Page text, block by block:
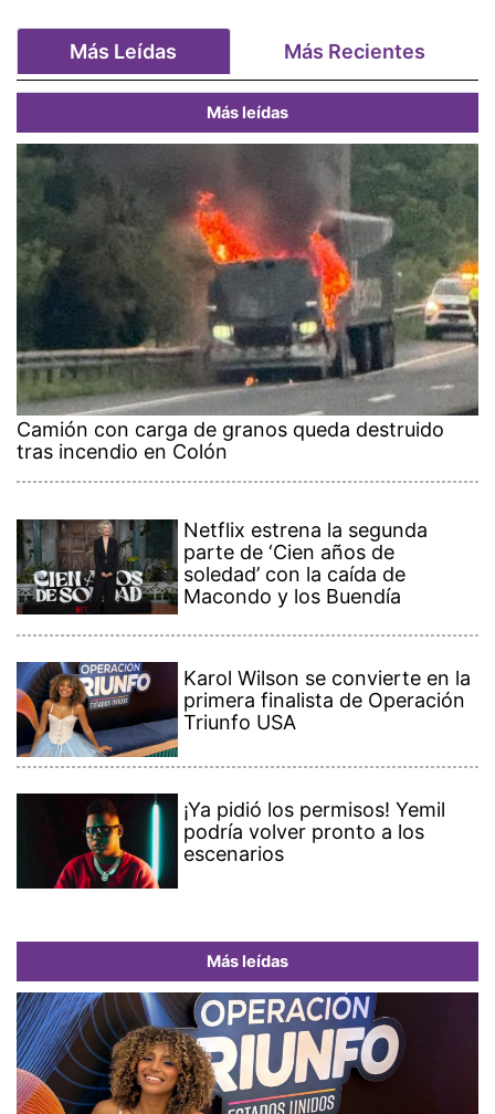
Más Leídas Más Recientes
Más leídas
Camión con carga de granos queda destruido
tras incendio en Colón
Netflix estrena la segunda
parte de ‘Cien años de
soledad’ con la caída de
Macondo y los Buendía
Karol Wilson se convierte en la
primera finalista de Operación
Triunfo USA
¡Ya pidió los permisos! Yemil
podría volver pronto a los
escenarios
Más leídas